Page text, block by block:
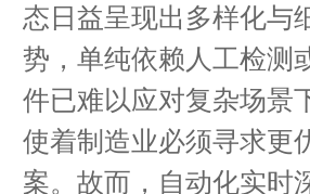
态日益呈现出多样化与
势，单纯依赖人工检测
件已难以应对复杂场景
使着制造业必须寻求更
案。故而，自动化实时